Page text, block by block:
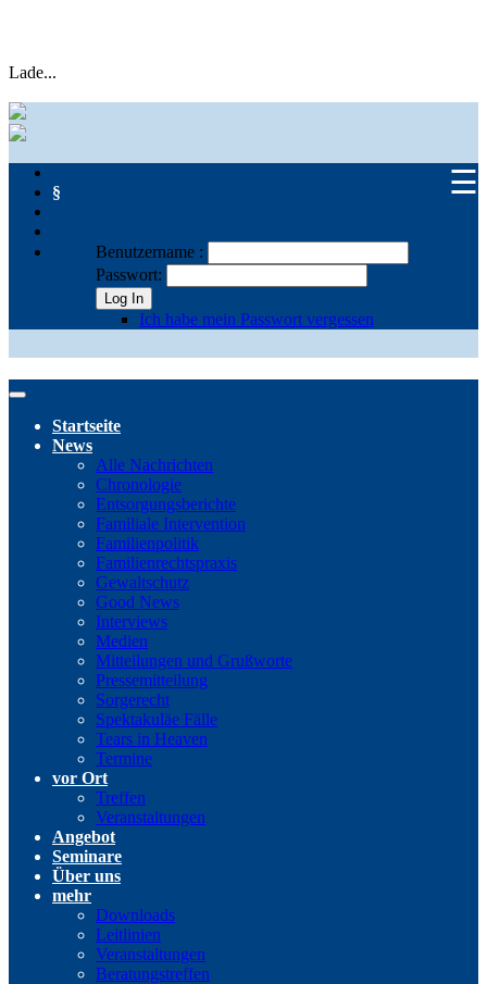
Lade...
☰
§
Benutzername :
Passwort:
Log In
Ich habe mein Passwort vergessen
Startseite
News
Alle Nachrichten
Chronologie
Entsorgungsberichte
Familiale Intervention
Familienpolitik
Familienrechtspraxis
Gewaltschutz
Good News
Interviews
Medien
Mitteilungen und Grußworte
Pressemitteilung
Sorgerecht
Spektakuläe Fälle
Tears in Heaven
Termine
vor Ort
Treffen
Veranstaltungen
Angebot
Seminare
Über uns
mehr
Downloads
Leitlinien
Veranstaltungen
Beratungstreffen